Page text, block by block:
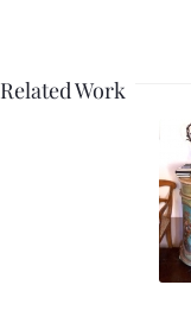
Related Work